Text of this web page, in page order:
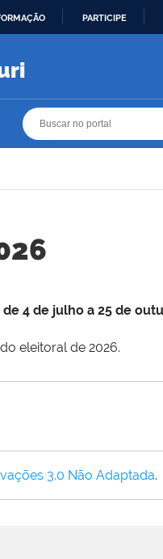
PARTICIPE
de 4 de julho a 25 de
eleitoral de 2026.
3.0 Não Adaptada.